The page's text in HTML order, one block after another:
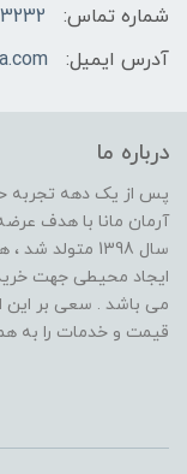
شماره تماس:
آدرس ایمیل:
درباره ما
پس از یک دهه تجربه
آرمان مانا با هدف
سال 1398
ایجاد محیطی جهت
می باشد . سعی بر این
قیمت و خدمات را به